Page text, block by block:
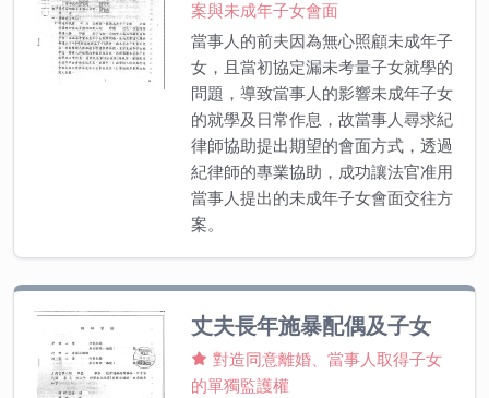
案與未成年子女會面
當事人的前夫因為無心照顧未成年子
女，且當初協定漏未考量子女就學的
問題，導致當事人的影響未成年子女
的就學及日常作息，故當事人尋求紀
律師協助提出期望的會面方式，透過
紀律師的專業協助，成功讓法官准用
當事人提出的未成年子女會面交往方
案。
丈夫長年施暴配偶及子女
對造同意離婚、當事人取得子女
的單獨監護權